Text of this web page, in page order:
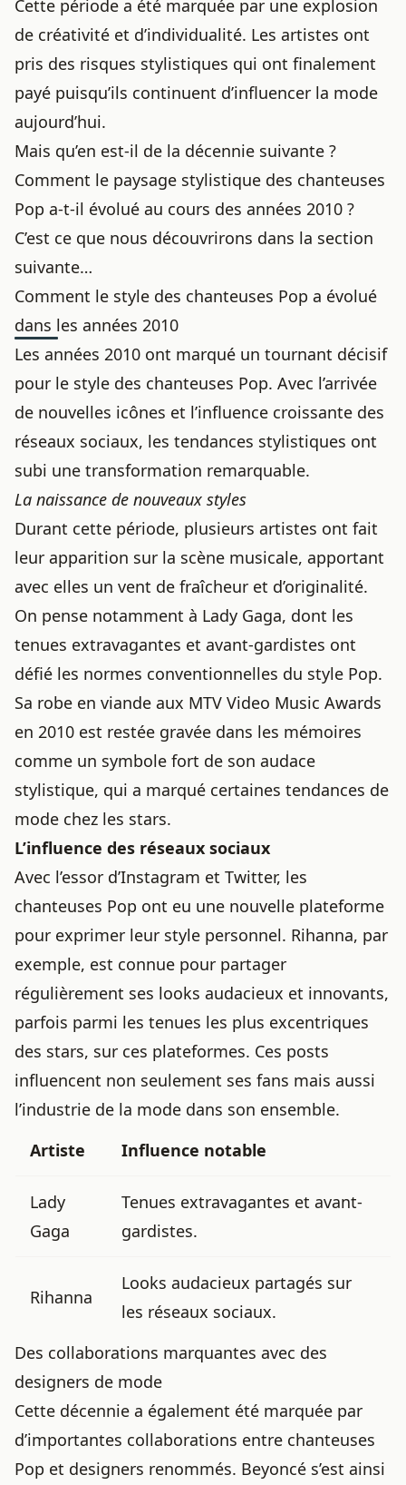
Cette période a été marquée par une explosion
de créativité et d’individualité. Les artistes ont
pris des risques stylistiques qui ont finalement
payé puisqu’ils continuent d’influencer la mode
aujourd’hui.
Mais qu’en est-il de la décennie suivante ?
Comment le paysage stylistique des chanteuses
Pop a-t-il évolué au cours des années 2010 ?
C’est ce que nous découvrirons dans la section
suivante…
Comment le style des chanteuses Pop a évolué
dans les années 2010
Les années 2010 ont marqué un tournant décisif
pour le style des chanteuses Pop. Avec l’arrivée
de nouvelles icônes et l’influence croissante des
réseaux sociaux, les tendances stylistiques ont
subi une transformation remarquable.
La naissance de nouveaux styles
Durant cette période, plusieurs artistes ont fait
leur apparition sur la scène musicale, apportant
avec elles un vent de fraîcheur et d’originalité.
On pense notamment à Lady Gaga, dont les
tenues extravagantes et avant-gardistes ont
défié les normes conventionnelles du style Pop.
Sa robe en viande aux MTV Video Music Awards
en 2010 est restée gravée dans les mémoires
comme un symbole fort de son audace
stylistique, qui a marqué certaines tendances de
mode chez les stars.
L’influence des réseaux sociaux
Avec l’essor d’Instagram et Twitter, les
chanteuses Pop ont eu une nouvelle plateforme
pour exprimer leur style personnel. Rihanna, par
exemple, est connue pour partager
régulièrement ses looks audacieux et innovants,
parfois parmi les tenues les plus excentriques
des stars, sur ces plateformes. Ces posts
influencent non seulement ses fans mais aussi
l’industrie de la mode dans son ensemble.
Artiste
Influence notable
Lady
Gaga
Tenues extravagantes et avant-
gardistes.
Rihanna
Looks audacieux partagés sur
les réseaux sociaux.
Des collaborations marquantes avec des
designers de mode
Cette décennie a également été marquée par
d’importantes collaborations entre chanteuses
Pop et designers renommés. Beyoncé s’est ainsi